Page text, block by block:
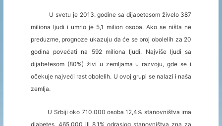
U svetu je 2013. godine sa dijabetesom živelo 387
miliona ljudi i umrlo je 5,1 milion osoba. Ako se ništa ne
preduzme, prognoze ukazuju da će se broj obolelih za 20
godina povećati na 592 miliona ljudi. Najviše ljudi sa
dijabetesom (80%) živi u zemljama u razvoju, gde se i
očekuje najveći rast obolelih. U ovoj grupi se nalazi i naša
zemlja.
U Srbiji oko 710.000 osoba 12,4% stanovništva ima
diabetes, 465.000 ili 8,1% odraslog stanovništva zna za